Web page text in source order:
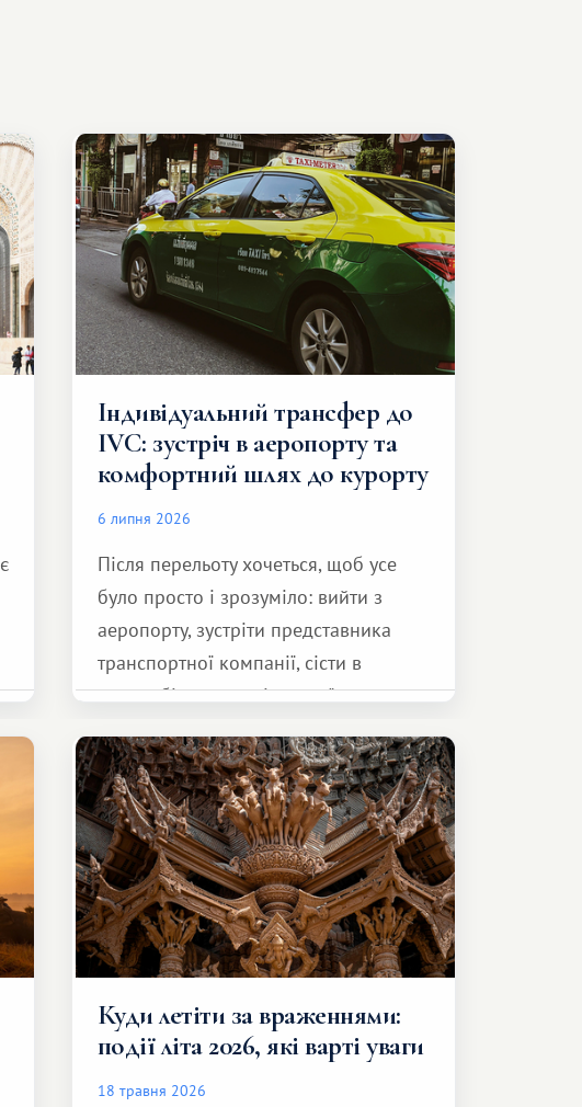
Індивідуальний трансфер до
IVC: зустріч в аеропорту та
комфортний шлях до курорту
6 липня 2026
Після перельоту хочеться, щоб усе
було просто і зрозуміло: вийти з
аеропорту, зустріти представника
транспортної компанії, сісти в
автомобіль та спокійно доїхати до
Куди летіти за враженнями:
події літа 2026, які варті уваги
18 травня 2026